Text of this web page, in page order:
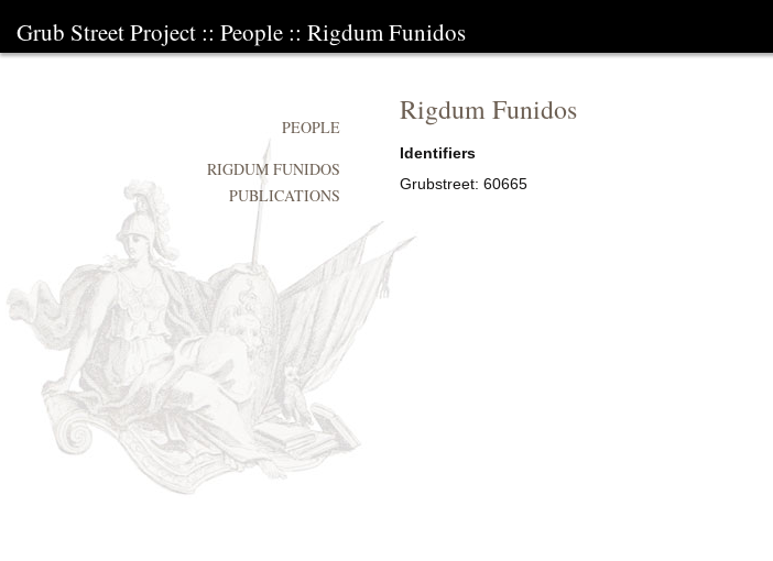
Grub Street Project :: People :: Rigdum Funidos
Rigdum Funidos
Identifiers
Grubstreet: 60665
PEOPLE
RIGDUM FUNIDOS
PUBLICATIONS